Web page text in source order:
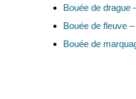
Bouée de drague
Bouée de fleuve
Bouée de